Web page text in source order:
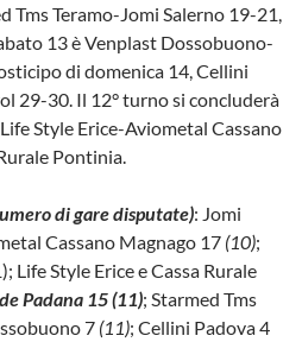
Tms Teramo-Jomi Salerno 19-21,
13 è Venplast Dossobuono-
di domenica 14, Cellini
29-30. Il 12° turno si concluderà
Style Erice-Aviometal Cassano
Pontinia.
di gare disputate): Jomi
Cassano Magnago 17 (10);
Life Style Erice e Cassa Rurale
Padana 15 (11); Starmed Tms
7 (11); Cellini Padova 4